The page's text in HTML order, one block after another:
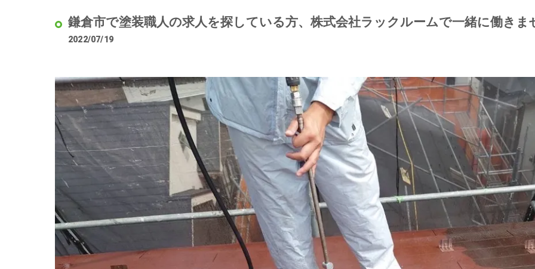
鎌倉市で塗装職人の求人を探している方、株式会社ラックルームで一緒に働きま
2022/07/19